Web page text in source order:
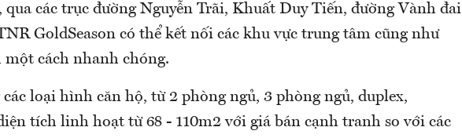
qua các trục đường Nguyễn Trãi, Khuất Duy Tiến, đường Vành đai
GoldSeason có thể kết nối các khu vực trung tâm cũng như
cách nhanh chóng.
loại hình căn hộ, từ 2 phòng ngủ, 3 phòng ngủ, duplex,
tích linh hoạt từ 68 - 110m2 với giá bán cạnh tranh so với các